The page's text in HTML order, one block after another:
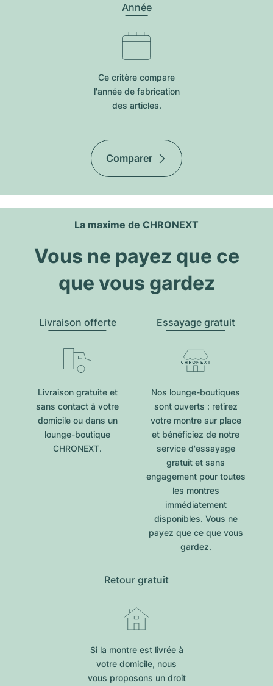
Année
Ce critère compare
l'année de fabrication
des articles.
Comparer
La maxime de CHRONEXT
Vous ne payez que ce
que vous gardez
Livraison offerte
Livraison gratuite et
sans contact à votre
domicile ou dans un
lounge-boutique
CHRONEXT.
Essayage gratuit
Nos lounge-boutiques
sont ouverts : retirez
votre montre sur place
et bénéficiez de notre
service d'essayage
gratuit et sans
engagement pour toutes
les montres
immédiatement
disponibles. Vous ne
payez que ce que vous
gardez.
Retour gratuit
Si la montre est livrée à
votre domicile, nous
vous proposons un droit